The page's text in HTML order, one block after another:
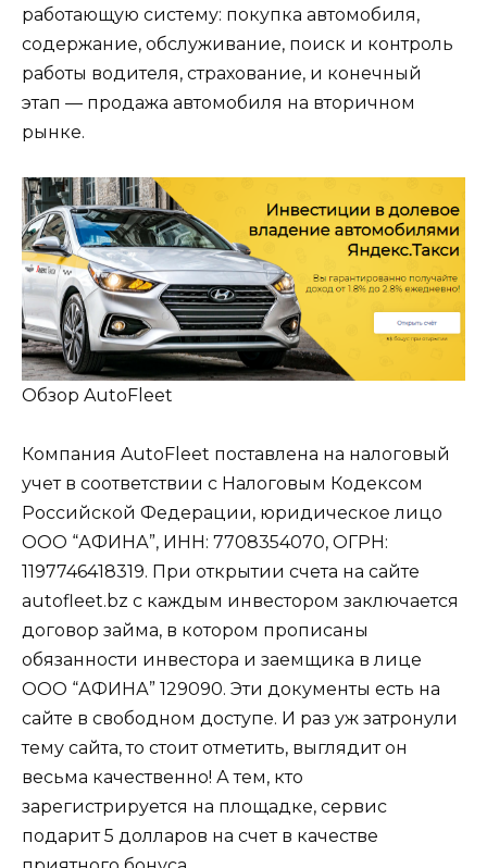
работающую систему: покупка автомобиля,
содержание, обслуживание, поиск и контроль
работы водителя, страхование, и конечный
этап — продажа автомобиля на вторичном
рынке.
Обзор AutoFleet
Компания AutoFleet поставлена на налоговый
учет в соответствии с Налоговым Кодексом
Российской Федерации, юридическое лицо
ООО “АФИНА”, ИНН: 7708354070, ОГРН:
1197746418319. При открытии счета на сайте
autofleet.bz с каждым инвестором заключается
договор займа, в котором прописаны
обязанности инвестора и заемщика в лице
ООО “АФИНА” 129090. Эти документы есть на
сайте в свободном доступе. И раз уж затронули
тему сайта, то стоит отметить, выглядит он
весьма качественно! А тем, кто
зарегистрируется на площадке, сервис
подарит 5 долларов на счет в качестве